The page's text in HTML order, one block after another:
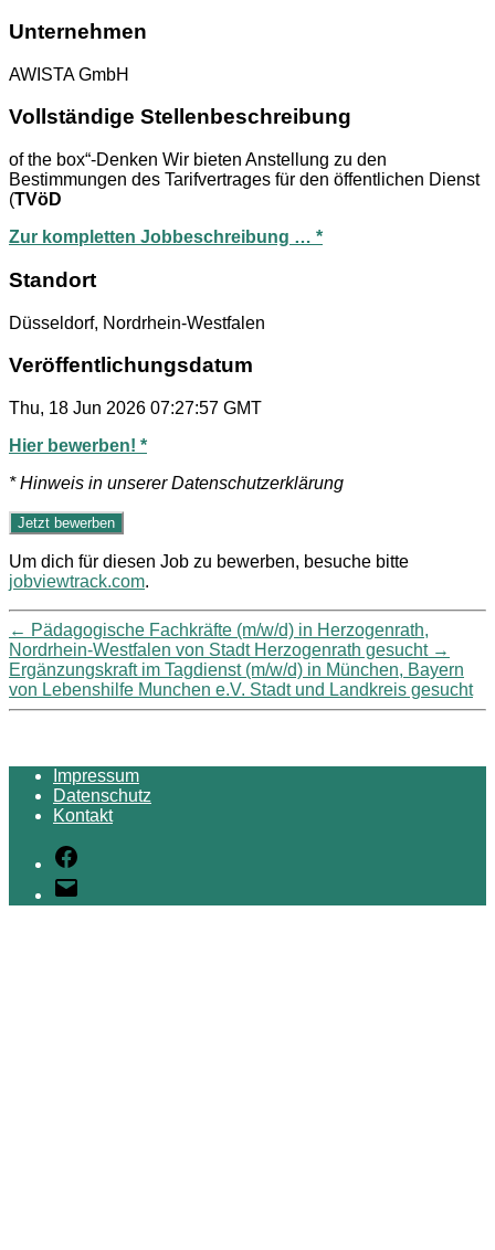
Unternehmen
AWISTA GmbH
Vollständige Stellenbeschreibung
of the box“-Denken Wir bieten Anstellung zu den
Bestimmungen des Tarifvertrages für den öffentlichen Dienst
(TVöD
Zur kompletten Jobbeschreibung … *
Standort
Düsseldorf, Nordrhein-Westfalen
Veröffentlichungsdatum
Thu, 18 Jun 2026 07:27:57 GMT
Hier bewerben! *
* Hinweis in unserer Datenschutzerklärung
Um dich für diesen Job zu bewerben, besuche bitte
jobviewtrack.com.
← Pädagogische Fachkräfte (m/w/d) in Herzogenrath,
Nordrhein-Westfalen von Stadt Herzogenrath gesucht →
Ergänzungskraft im Tagdienst (m/w/d) in München, Bayern
von Lebenshilfe Munchen e.V. Stadt und Landkreis gesucht
Impressum
Datenschutz
Kontakt
Facebook
E-
Mail